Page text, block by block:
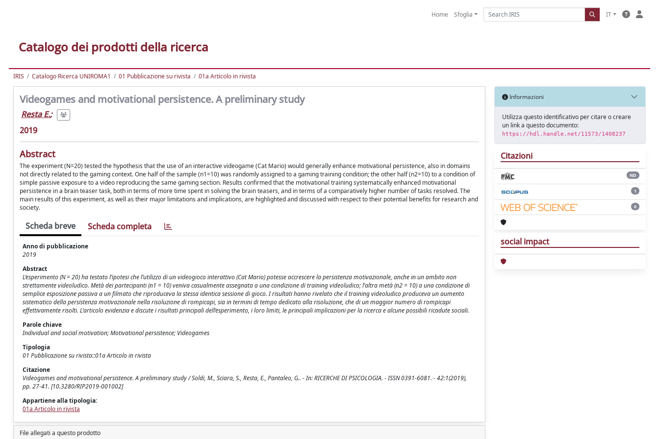
Home Sfoglia IT
Catalogo dei prodotti della ricerca
IRIS Catalogo Ricerca UNIROMA1 01 Pubblicazione su rivista 01a Articolo in rivista
Videogames and motivational persistence. A preliminary study
Resta E.;
2019
Abstract
The experiment (N=20) tested the hypothesis that the use of an interactive videogame (Cat Mario) would generally enhance motivational persistence, also in domains
not directly related to the gaming context. One half of the sample (n1=10) was randomly assigned to a gaming training condition; the other half (n2=10) to a condition of
simple passive exposure to a video reproducing the same gaming section. Results confirmed that the motivational training systematically enhanced motivational
persistence in a brain teaser task, both in terms of more time spent in solving the brain teasers, and in terms of a comparatively higher number of tasks resolved. The
main results of this experiment, as well as their major limitations and implications, are highlighted and discussed with respect to their potential benefits for research and
society.
Scheda breve Scheda completa
Anno di pubblicazione
2019
Abstract
L’esperimento (N = 20) ha testato l’ipotesi che l’utilizzo di un videogioco interattivo (Cat Mario) potesse accrescere la persistenza motivazionale, anche in un ambito non
strettamente videoludico. Metà dei partecipanti (n1 = 10) veniva casualmente assegnata a una condizione di training videoludico; l’altra metà (n2 = 10) a una condizione di
semplice esposizione passiva a un filmato che riproduceva la stessa identica sessione di gioco. I risultati hanno rivelato che il training videoludico produceva un aumento
sistematico della persistenza motivazionale nella risoluzione di rompicapi, sia in termini di tempo dedicato alla risoluzione, che di un maggior numero di rompicapi
effettivamente risolti. L’articolo evidenzia e discute i risultati principali dell’esperimento, i loro limiti, le principali implicazioni per la ricerca e alcune possibili ricadute sociali.
Parole chiave
Individual and social motivation; Motivational persistence; Videogames
Tipologia
01 Pubblicazione su rivista::01a Articolo in rivista
Citazione
Videogames and motivational persistence. A preliminary study / Soldi, M., Sciara, S., Resta, E., Pantaleo, G.. - In: RICERCHE DI PSICOLOGIA. - ISSN 0391-6081. - 42:1(2019),
pp. 27-41. [10.3280/RIP2019-001002]
Appartiene alla tipologia:
01a Articolo in rivista
File allegati a questo prodotto
Informazioni
Utilizza questo identificativo per citare o creare
un link a questo documento:
https://hdl.handle.net/11573/1408237
Citazioni
ND
1
0
social impact